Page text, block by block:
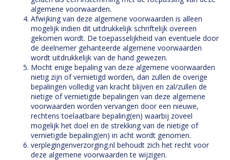
algemene voorwaarden.
Afwijking van deze algemene voorwaarden is alleen
mogelijk indien dit uitdrukkelijk schriftelijk overeen
gekomen wordt. De toepasselijkheid van eventuele door
de deelnemer gehanteerde algemene voorwaarden
wordt uitdrukkelijk van de hand gewezen.
Mocht enige bepaling van deze algemene voorwaarden
nietig zijn of vernietigd worden, dan zullen de overige
bepalingen volledig van kracht blijven en zal/zullen de
nietige of vernietigde bepalingen van deze algemene
voorwaarden worden vervangen door een nieuwe,
rechtens toelaatbare bepaling(en) waarbij zoveel
mogelijk het doel en de strekking van de nietige of
vernietigde bepaling(en) in acht wordt genomen.
verplegingenverzorging.nl behoudt zich het recht voor
deze algemene voorwaarden te wijzigen.